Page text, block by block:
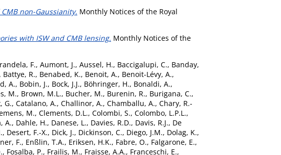
non-Gaussianity. Monthly Notices of the Royal
with ISW and CMB lensing. Monthly Notices of the
F., Aumont, J., Aussel, H., Baccigalupi, C., Banday,
, Battye, R., Benabed, K., Benoit, A., Benoit-Lévy, A.,
A., Bobin, J., Bock, J.J., Böhringer, H., Bonaldi, A.,
M., Brown, M.L., Bucher, M., Burenin, R., Burigana, C.,
G., Catalano, A., Challinor, A., Chamballu, A., Chary, R.-
M., Clements, D.L., Colombi, S., Colombo, L.P.L.,
A., Dahle, H., Danese, L., Davies, R.D., Davis, R.J., De
, Desert, F.-X., Dick, J., Dickinson, C., Diego, J.M., Dolag, K.,
F., Enßlin, T.A., Eriksen, H.K., Fabre, O., Falgarone, E.,
, Fosalba, P., Frailis, M., Fraisse, A.A., Franceschi, E.,